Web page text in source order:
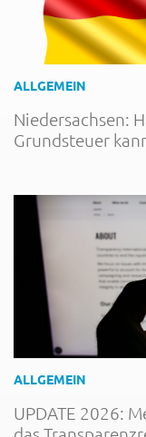
ALLGEMEIN
Niedersachsen:
Grundsteuer
ALLGEMEIN
UPDATE 2026: